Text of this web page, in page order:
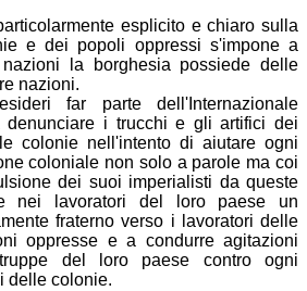
esplicito e chiaro sulla
e dei popoli oppressi s'impone a
la borghesia possiede delle
nazioni.
far parte dell'Internazionale
denunciare i trucchi e gli artifici dei
colonie nell'intento di aiutare ogni
coloniale non solo a parole ma coi
dei suoi imperialisti da queste
nei lavoratori del loro paese un
fraterno verso i lavoratori delle
oppresse e a condurre agitazioni
del loro paese contro ogni
delle colonie.